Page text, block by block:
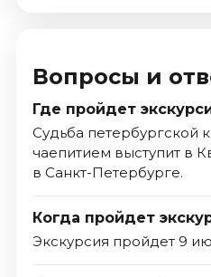
Вопросы и
Где пройдет
Судьба петербургской
чаепитием выступит в
в Санкт-Петербурге.
Когда пройдет
Экскурсия пройдет 9